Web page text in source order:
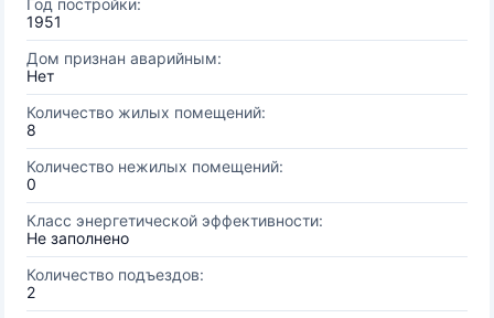
Год постройки:
1951
Дом признан аварийным:
Нет
Количество жилых помещений:
8
Количество нежилых помещений:
0
Класс энергетической эффективности:
Не заполнено
Количество подъездов:
2